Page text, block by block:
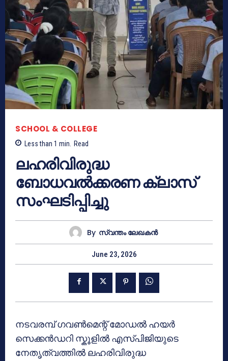
SCHOOL & COLLEGE
Less than 1 min. Read
ലഹരിവിരുദ്ധ
ബോധവൽക്കരണ ക്ലാസ്
സംഘടിപ്പിച്ചു
By സ്വന്തം ലേഖകന്‍
June 23, 2026
നടവരമ്പ് ഗവൺമെന്റ് മോഡൽ ഹയർ
സെക്കൻഡറി സ്കൂളിൽ എസ്പിജിയുടെ
നേതൃത്വത്തിൽ ലഹരിവിരുദ്ധ